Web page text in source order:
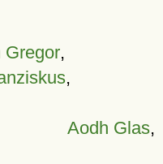
Gregor,
,
Aodh Glas,